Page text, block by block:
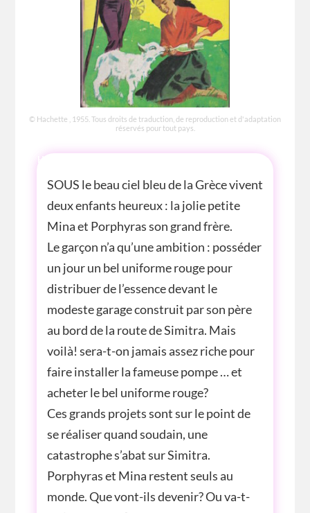
© Hachette , 1955. Tous droits de traduction, de reproduction et d'adaptation
réservés pour tout pays.
HISTOIRE
SOUS le beau ciel bleu de la Grèce vivent
deux enfants heureux : la jolie petite
Mina et Porphyras son grand frère.
Le garçon n’a qu’une ambition : posséder
un jour un bel uniforme rouge pour
distribuer de l’essence devant le
modeste garage construit par son père
au bord de la route de Simitra. Mais
voilà! sera-t-on jamais assez riche pour
faire installer la fameuse pompe … et
acheter le bel uniforme rouge?
Ces grands projets sont sur le point de
se réaliser quand soudain, une
catastrophe s’abat sur Simitra.
Porphyras et Mina restent seuls au
monde. Que vont-ils devenir? Ou va-t-